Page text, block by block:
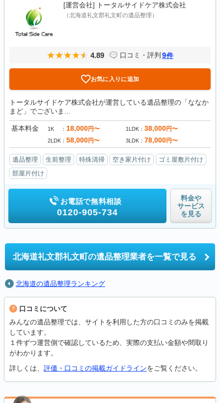
[運営会社] トータルサイドケア株式会社
（北海道礼文郡礼文町の遺品整理）
4.89 口コミ・評判 9件
お気に入りに追加
トータルサイドケア株式会社が運営している遺品整理の「ななか
まど」でございま...
基本料金 1K 18,000円〜 1LDK 38,000円〜
2LDK 58,000円〜 3LDK 78,000円〜
遺品整理 生前整理 特殊清掃 空き家片付け
ゴミ屋敷片付け
部屋片付け
お電話で無料相談
0120-905-734
料金や
サービス
を見る
北海道礼文郡礼文町の遺品整理業者を一覧で見る
北海道の遺品整理ランキング
口コミについて
みんなの遺品整理では、サイトを利用した方の口コミのみを掲載
しています。
１件ずつ運営側で確認しているため、実際の支払い金額や間取り
がわかります。
詳しくは、 評価・口コミの掲載ガイドラインをご覧ください。